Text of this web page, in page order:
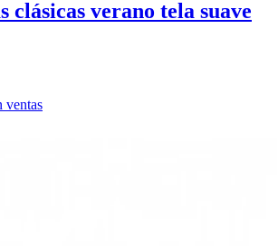
clásicas verano tela suave
ventas